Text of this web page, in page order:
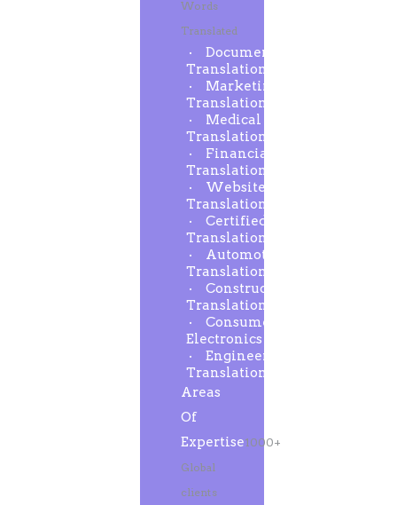
Words
Translated
Document
Translation
Marketing
Translation
Medical
Translation
Financial
Translation
Website
Translation
Certified
Translation
Automotive
Translation
Construction
Translation
Consumer
Electronics
Engineering
Translation
Areas
Of
Expertise1000+
Global
clients